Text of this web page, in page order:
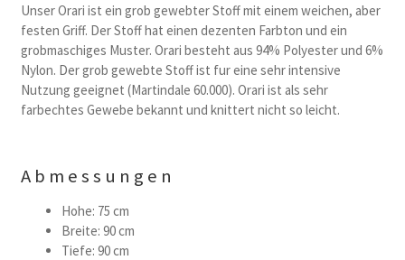
Unser Orari ist ein grob gewebter Stoff mit einem weichen, aber
festen Griff. Der Stoff hat einen dezenten Farbton und ein
grobmaschiges Muster. Orari besteht aus 94% Polyester und 6%
Nylon. Der grob gewebte Stoff ist fur eine sehr intensive
Nutzung geeignet (Martindale 60.000). Orari ist als sehr
farbechtes Gewebe bekannt und knittert nicht so leicht.
Abmessungen
Hohe: 75 cm
Breite: 90 cm
Tiefe: 90 cm